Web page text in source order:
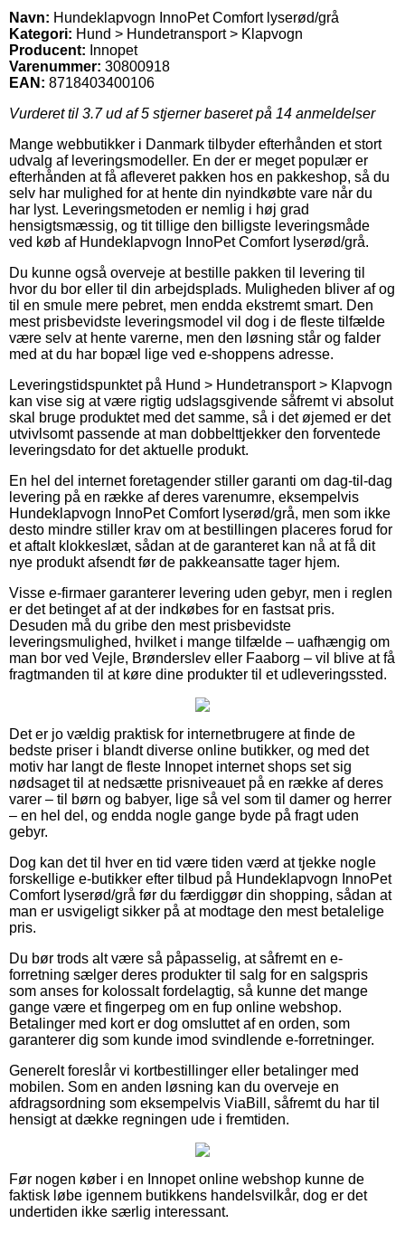
Navn: Hundeklapvogn InnoPet Comfort lyserød/grå
Kategori: Hund > Hundetransport > Klapvogn
Producent: Innopet
Varenummer: 30800918
EAN: 8718403400106
Vurderet til 3.7ud af 5 stjerner baseret på 14 anmeldelser
Mange webbutikker i Danmark tilbyder efterhånden et stort
udvalg af leveringsmodeller. En der er meget populær er
efterhånden at få afleveret pakken hos en pakkeshop, så du
selv har mulighed for at hente din nyindkøbte vare når du
har lyst. Leveringsmetoden er nemlig i høj grad
hensigtsmæssig, og tit tillige den billigste leveringsmåde
ved køb af Hundeklapvogn InnoPet Comfort lyserød/grå.
Du kunne også overveje at bestille pakken til levering til
hvor du bor eller til din arbejdsplads. Muligheden bliver af og
til en smule mere pebret, men endda ekstremt smart. Den
mest prisbevidste leveringsmodel vil dog i de fleste tilfælde
være selv at hente varerne, men den løsning står og falder
med at du har bopæl lige ved e-shoppens adresse.
Leveringstidspunktet på Hund > Hundetransport > Klapvogn
kan vise sig at være rigtig udslagsgivende såfremt vi absolut
skal bruge produktet med det samme, så i det øjemed er det
utvivlsomt passende at man dobbelttjekker den forventede
leveringsdato for det aktuelle produkt.
En hel del internet foretagender stiller garanti om dag-til-dag
levering på en række af deres varenumre, eksempelvis
Hundeklapvogn InnoPet Comfort lyserød/grå, men som ikke
desto mindre stiller krav om at bestillingen placeres forud for
et aftalt klokkeslæt, sådan at de garanteret kan nå at få dit
nye produkt afsendt før de pakkeansatte tager hjem.
Visse e-firmaer garanterer levering uden gebyr, men i reglen
er det betinget af at der indkøbes for en fastsat pris.
Desuden må du gribe den mest prisbevidste
leveringsmulighed, hvilket i mange tilfælde – uafhængig om
man bor ved Vejle, Brønderslev eller Faaborg – vil blive at få
fragtmanden til at køre dine produkter til et udleveringssted.
Det er jo vældig praktisk for internetbrugere at finde de
bedste priser i blandt diverse online butikker, og med det
motiv har langt de fleste Innopet internet shops set sig
nødsaget til at nedsætte prisniveauet på en række af deres
varer – til børn og babyer, lige så vel som til damer og herrer
– en hel del, og endda nogle gange byde på fragt uden
gebyr.
Dog kan det til hver en tid være tiden værd at tjekke nogle
forskellige e-butikker efter tilbud på Hundeklapvogn InnoPet
Comfort lyserød/grå før du færdiggør din shopping, sådan at
man er usvigeligt sikker på at modtage den mest betalelige
pris.
Du bør trods alt være så påpasselig, at såfremt en e-
forretning sælger deres produkter til salg for en salgspris
som anses for kolossalt fordelagtig, så kunne det mange
gange være et fingerpeg om en fup online webshop.
Betalinger med kort er dog omsluttet af en orden, som
garanterer dig som kunde imod svindlende e-forretninger.
Generelt foreslår vi kortbestillinger eller betalinger med
mobilen. Som en anden løsning kan du overveje en
afdragsordning som eksempelvis ViaBill, såfremt du har til
hensigt at dække regningen ude i fremtiden.
Før nogen køber i en Innopet online webshop kunne de
faktisk løbe igennem butikkens handelsvilkår, dog er det
undertiden ikke særlig interessant.